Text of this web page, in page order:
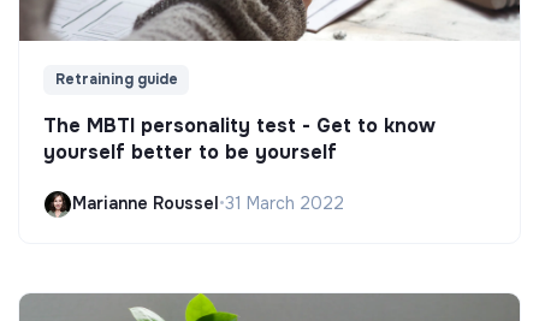
Retraining guide
The MBTI personality test - Get to know
yourself better to be yourself
Marianne Roussel•31 March 2022